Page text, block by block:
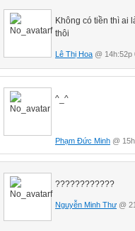
Không có tiền thì ai
thôi
Lê Thị Hoa @ 14h:52p
^_^
Phạm Đức Minh @
????????????
Nguyễn Minh Thư @